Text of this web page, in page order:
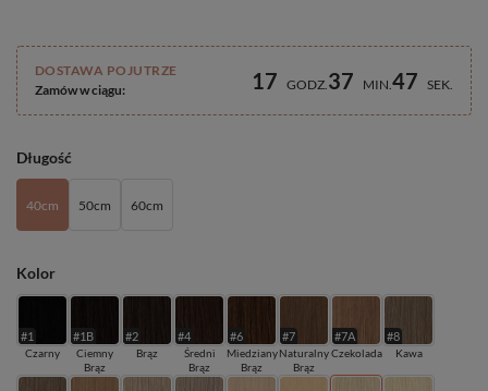
Długość
40cm 50cm 60cm
Kolor
#1
Czarny
#1B
Ciemny
Brąz
#2
Brąz
#4
Średni
Brąz
#6
Miedziany
Brąz
#7
Naturalny
Brąz
#7A
Czekolada
#8
Kawa
DOSTAWA POJUTRZE
Zamów w ciągu:
17 GODZ37 MIN46 SEK